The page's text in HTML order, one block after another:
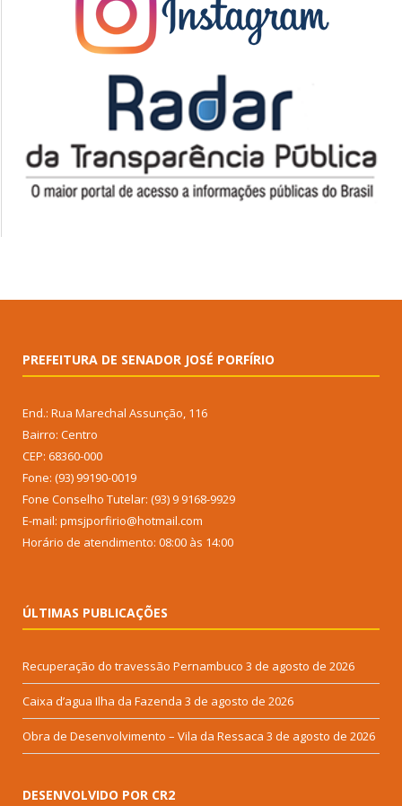
PREFEITURA DE SENADOR JOSÉ PORFÍRIO
End.: Rua Marechal Assunção, 116
Bairro: Centro
CEP: 68360-000
Fone: (93) 99190-0019
Fone Conselho Tutelar: (93) 9 9168-9929
E-mail: pmsjporfirio@hotmail.com
Horário de atendimento: 08:00 às 14:00
ÚLTIMAS PUBLICAÇÕES
Recuperação do travessão Pernambuco 3 de agosto de 2026
Caixa d’agua Ilha da Fazenda 3 de agosto de 2026
Obra de Desenvolvimento – Vila da Ressaca 3 de agosto de 2026
DESENVOLVIDO POR CR2